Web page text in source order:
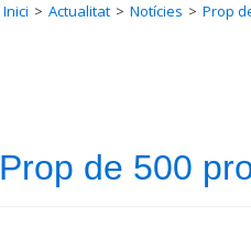
Inici Actualitat Notícies Prop
Prop de 500